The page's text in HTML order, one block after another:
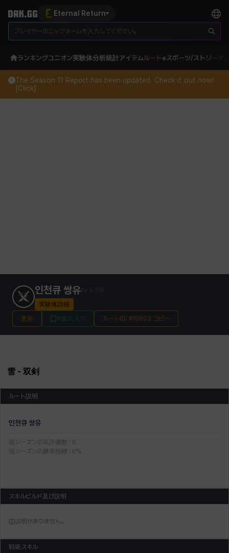
Eternal Return
ランキングユニオン実験体分析統計アイテムルートeスポーツ/ストリーマ
The Season 11 Report has been updated. Check it out now!
[Click]
인천큐 쌍유
実験体詳細
更新
お気に入り ルートID: #10903 コピー
雪 - 双剣
ルート説明
인천큐 쌍유
現シーズンの高評価数 : 0
現シーズンの勝率指標
: 0%
スキルビルド及び説明
説明がありません。
戦術スキル